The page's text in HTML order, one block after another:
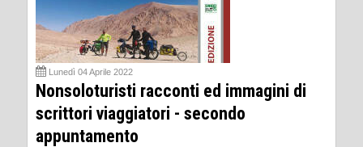
Lunedì 04 Aprile 2022
Nonsoloturisti racconti ed immagini di
scrittori viaggiatori - secondo
appuntamento